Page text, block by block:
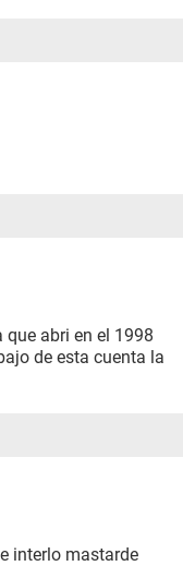
abri en el 1998
de esta cuenta la
interlo mastarde